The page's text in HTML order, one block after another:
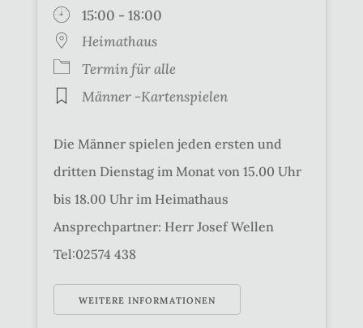
15:00 - 18:00
Heimathaus
Termin für alle
Männer -Kartenspielen
Die Männer spielen jeden ersten und
dritten Dienstag im Monat von 15.00 Uhr
bis 18.00 Uhr im Heimathaus
Ansprechpartner: Herr Josef Wellen
Tel:02574 438
WEITERE INFORMATIONEN